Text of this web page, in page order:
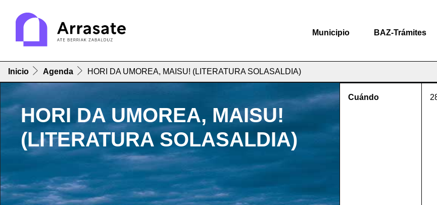
Municipio BAZ-Trámites
Inicio Agenda HORI DA UMOREA, MAISU! (LITERATURA SOLASALDIA)
HORI DA UMOREA, MAISU!
(LITERATURA SOLASALDIA)
Cuándo